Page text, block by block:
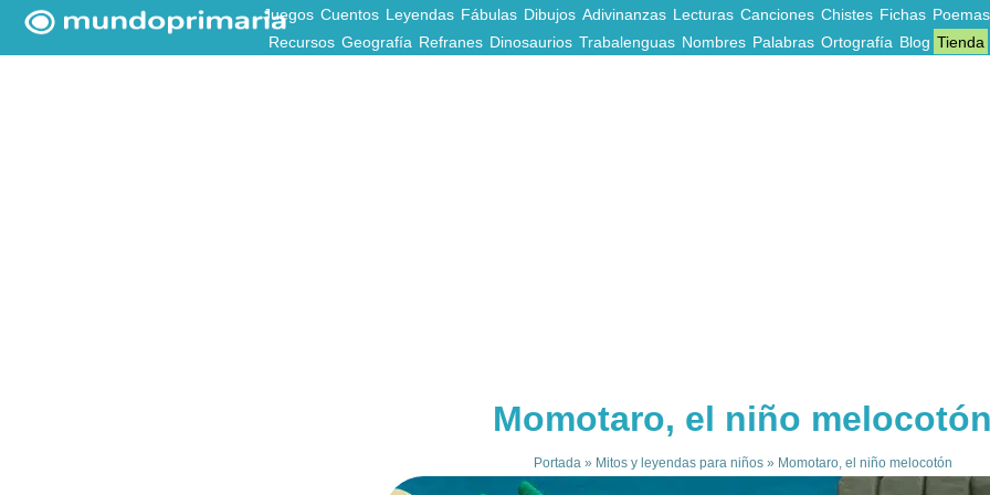
Juegos Cuentos Leyendas Fábulas Dibujos Adivinanzas Lecturas Canciones Chistes Fichas Poemas
Recursos Geografía Refranes Dinosaurios Trabalenguas Nombres Palabras Ortografía Blog Tienda
Momotaro, el niño
Portada» Mitos y leyendas para niños» Momotaro, el niño melocotón